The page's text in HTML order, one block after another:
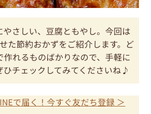
やさしい、豆腐ともやし。今回は
た節約おかずをご紹介します。ど
作れるものばかりなので、手軽に
ひチェックしてみてくださいね♪
で届く！今すぐ友だち登録 ＞